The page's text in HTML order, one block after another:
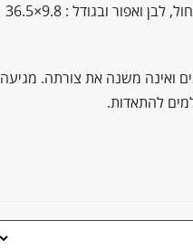
המברשות מגיעות ב-5 צבעים – שחור, ירוק, כחול, לבן ואפור ובגודל : 9.8×36.5
ואינה משנה את צורתה. מגיעה
להתאדות.